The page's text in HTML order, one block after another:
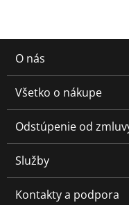
O nás
Všetko o nákupe
Odstúpenie od
Služby
Kontakty a podpora